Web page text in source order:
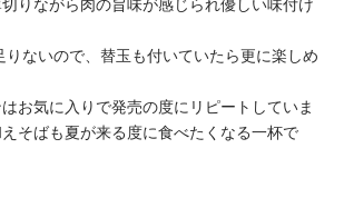
りながら肉の旨味が感じられ優しい味付け
ないので、替玉も付いていたら更に楽しめ
お気に入りで発売の度にリピートしていま
そばも夏が来る度に食べたくなる一杯で